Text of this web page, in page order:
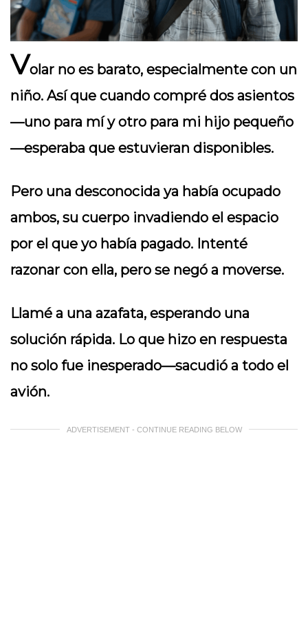
Volar no es barato, especialmente con un
niño. Así que cuando compré dos asientos
—uno para mí y otro para mi hijo pequeño
—esperaba que estuvieran disponibles.
Pero una desconocida ya había ocupado
ambos, su cuerpo invadiendo el espacio
por el que yo había pagado. Intenté
razonar con ella, pero se negó a moverse.
Llamé a una azafata, esperando una
solución rápida. Lo que hizo en respuesta
no solo fue inesperado—sacudió a todo el
avión.
ADVERTISEMENT - CONTINUE READING BELOW